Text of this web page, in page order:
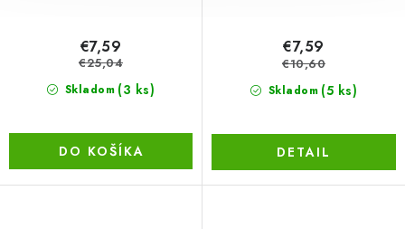
Skladom (3 ks)
€7,59
€25,04
DO KOŠÍKA
Skladom (5 ks)
€7,59
€10,60
DETAIL